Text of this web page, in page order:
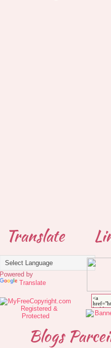
Translate
Powered by
Translate
Blogs